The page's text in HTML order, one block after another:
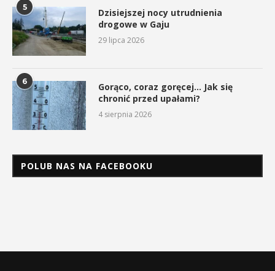
5
Dzisiejszej nocy utrudnienia
drogowe w Gaju
29 lipca 2026
6
Gorąco, coraz goręcej… Jak się
chronić przed upałami?
4 sierpnia 2026
POLUB NAS NA FACEBOOKU